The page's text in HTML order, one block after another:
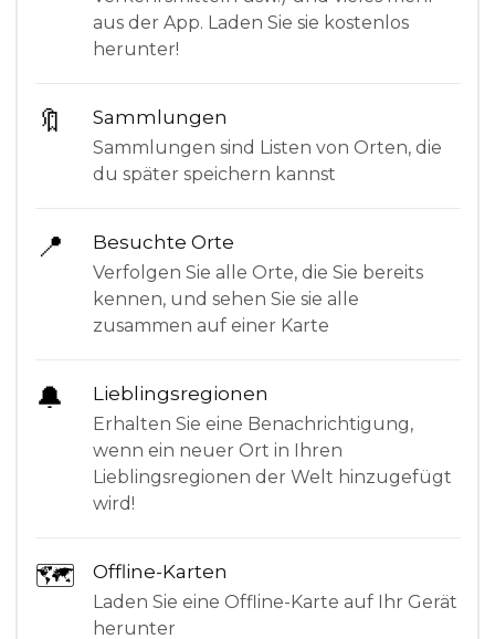
aus der App. Laden Sie sie kostenlos
herunter!
🔖 Sammlungen
Sammlungen sind Listen von Orten, die
du später speichern kannst
📍 Besuchte Orte
Verfolgen Sie alle Orte, die Sie bereits
kennen, und sehen Sie sie alle
zusammen auf einer Karte
🔔 Lieblingsregionen
Erhalten Sie eine Benachrichtigung,
wenn ein neuer Ort in Ihren
Lieblingsregionen der Welt hinzugefügt
wird!
🗺 Offline-Karten
Laden Sie eine Offline-Karte auf Ihr Gerät
herunter